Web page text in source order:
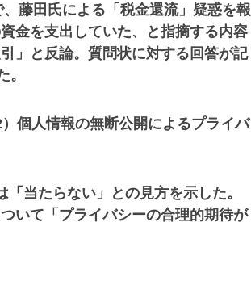
藤田氏による「税金還流」疑惑を報
金を支出していた、と指摘する内容
」と反論。質問状に対する回答が記
個人情報の無断公開によるプライバ
当たらない」との見方を示した。
いて「プライバシーの合理的期待が